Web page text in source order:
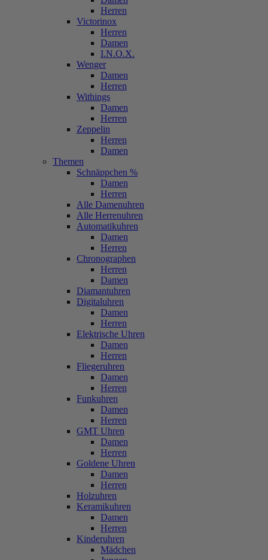
Herren
Victorinox
Herren
Damen
I.N.O.X.
Wenger
Damen
Herren
Withings
Damen
Herren
Zeppelin
Herren
Damen
Themen
Schnäppchen %
Damen
Herren
Alle Damenuhren
Alle Herrenuhren
Automatikuhren
Damen
Herren
Chronographen
Herren
Damen
Diamantuhren
Digitaluhren
Damen
Herren
Elektrische Uhren
Damen
Herren
Fliegeruhren
Damen
Herren
Funkuhren
Damen
Herren
GMT Uhren
Damen
Herren
Goldene Uhren
Damen
Herren
Holzuhren
Keramikuhren
Damen
Herren
Kinderuhren
Mädchen